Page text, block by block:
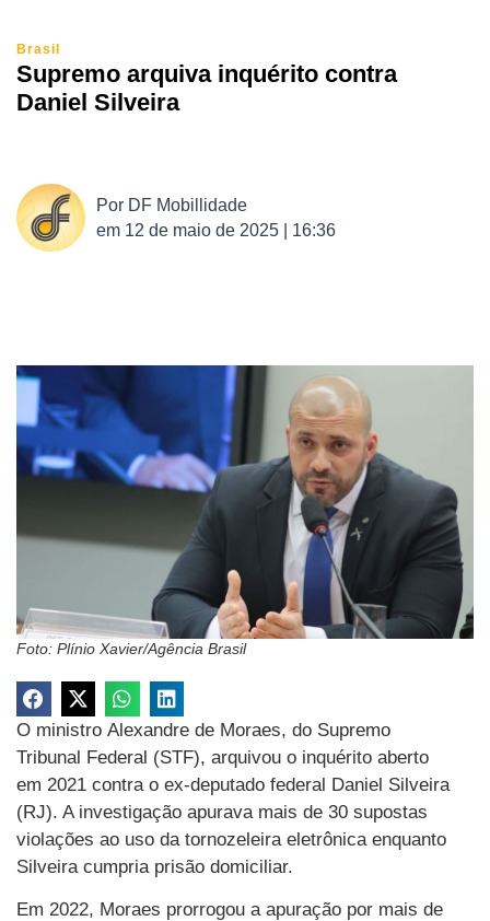
Brasil
Supremo arquiva inquérito contra
Daniel Silveira
Por DF Mobillidade
em 12 de maio de 2025 | 16:36
Foto: Plínio Xavier/Agência Brasil
O ministro Alexandre de Moraes, do Supremo
Tribunal Federal (STF), arquivou o inquérito aberto
em 2021 contra o ex-deputado federal Daniel Silveira
(RJ). A investigação apurava mais de 30 supostas
violações ao uso da tornozeleira eletrônica enquanto
Silveira cumpria prisão domiciliar.
Em 2022, Moraes prorrogou a apuração por mais de